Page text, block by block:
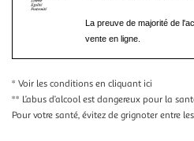
La preuve de majorité de
vente en ligne.
* Voir les conditions en cliquant ici
** L’abus d’alcool est dangereux pour la
Pour votre santé, évitez de grignoter entre